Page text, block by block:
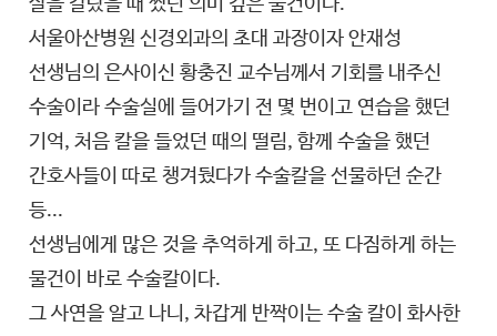
살을 갈랐을 때 썼던 의미 깊은 물건이다.
서울아산병원 신경외과의 초대 과장이자 안재성
선생님의 은사이신 황충진 교수님께서 기회를 내주신
수술이라 수술실에 들어가기 전 몇 번이고 연습을 했던
기억, 처음 칼을 들었던 때의 떨림, 함께 수술을 했던
간호사들이 따로 챙겨뒀다가 수술칼을 선물하던 순간
등...
선생님에게 많은 것을 추억하게 하고, 또 다짐하게 하는
물건이 바로 수술칼이다.
그 사연을 알고 나니, 차갑게 반짝이는 수술 칼이 화사한